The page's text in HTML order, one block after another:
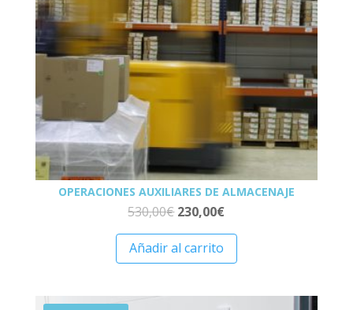
OPERACIONES AUXILIARES DE ALMACENAJE
530,00€ 230,00€
Añadir al carrito